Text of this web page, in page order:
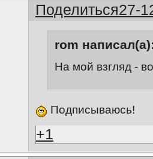
Поделиться27-
rom
На мой взгляд -
Подписываюсь!
+1